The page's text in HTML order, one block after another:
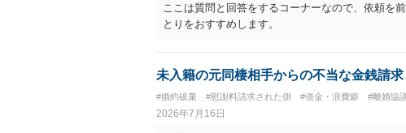
ここは質問と回答をするコーナーなので、依頼を
とりをおすすめします。
未入籍の元同棲相手からの不当な金銭請
#婚約破棄 #慰謝料請求された側 #借金・浪費癖 #離婚協
2026年7月16日